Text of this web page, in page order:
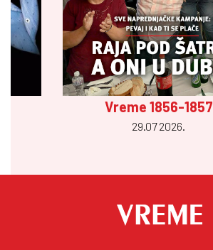
Vreme 1856-1857
29.07 2026.